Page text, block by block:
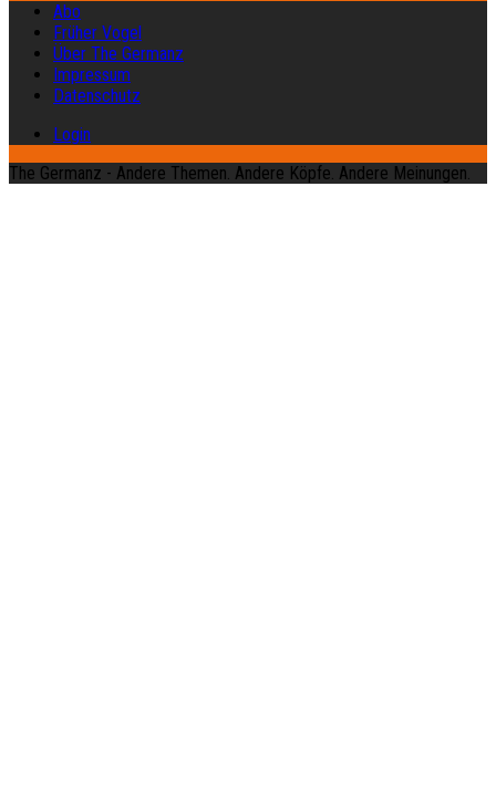
Abo
Früher Vogel
Über The Germanz
Impressum
Datenschutz
Login
The Germanz - Andere Themen. Andere Köpfe. Andere Meinungen.